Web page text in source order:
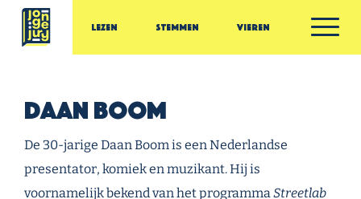
Ga door naar inhoud
Jonge Jury
Lezen Stemmen Vieren
Daan Boom
De 30-jarige Daan Boom is een Nederlandse
presentator, komiek en muzikant. Hij is
voornamelijk bekend van het programmaStreetlab